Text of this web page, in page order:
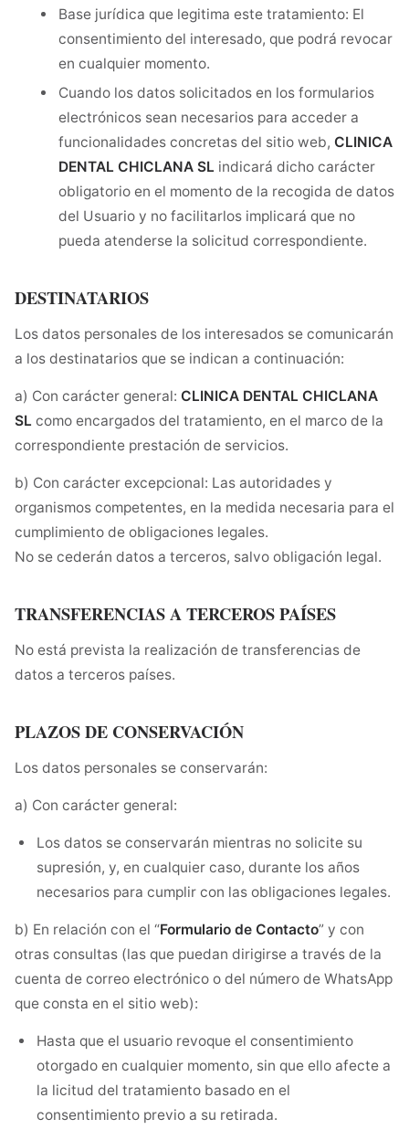
Base jurídica que legitima este tratamiento: El
consentimiento del interesado, que podrá revocar
en cualquier momento.
Cuando los datos solicitados en los formularios
electrónicos sean necesarios para acceder a
funcionalidades concretas del sitio web, CLINICA
DENTAL CHICLANA SL indicará dicho carácter
obligatorio en el momento de la recogida de datos
del Usuario y no facilitarlos implicará que no
pueda atenderse la solicitud correspondiente.
DESTINATARIOS
Los datos personales de los interesados se comunicarán
a los destinatarios que se indican a continuación:
a) Con carácter general: CLINICA DENTAL CHICLANA
SL como encargados del tratamiento, en el marco de la
correspondiente prestación de servicios.
b) Con carácter excepcional: Las autoridades y
organismos competentes, en la medida necesaria para el
cumplimiento de obligaciones legales.
No se cederán datos a terceros, salvo obligación legal.
TRANSFERENCIAS A TERCEROS PAÍSES
No está prevista la realización de transferencias de
datos a terceros países.
PLAZOS DE CONSERVACIÓN
Los datos personales se conservarán:
a) Con carácter general:
Los datos se conservarán mientras no solicite su
supresión, y, en cualquier caso, durante los años
necesarios para cumplir con las obligaciones legales.
b) En relación con el “Formulario de Contacto” y con
otras consultas (las que puedan dirigirse a través de la
cuenta de correo electrónico o del número de WhatsApp
que consta en el sitio web):
Hasta que el usuario revoque el consentimiento
otorgado en cualquier momento, sin que ello afecte a
la licitud del tratamiento basado en el
consentimiento previo a su retirada.